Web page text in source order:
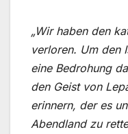
„Wir haben den
verloren. Um den
eine Bedrohung
den Geist von
erinnern, der es
Abendland zu